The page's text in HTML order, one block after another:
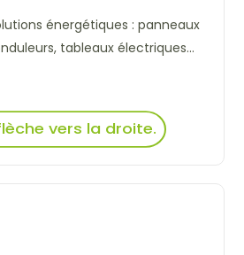
énergétiques : panneaux
tableaux électriques...